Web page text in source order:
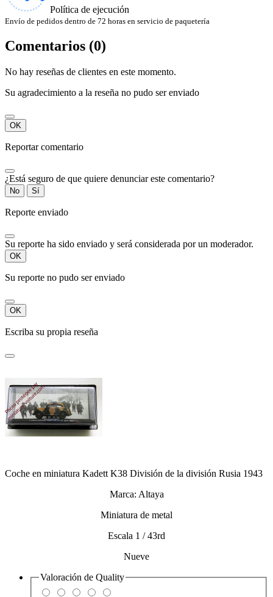
Política de ejecución
Envío de pedidos dentro de 72 horas en servicio de paquetería
Comentarios (0)
No hay reseñas de clientes en este momento.
Su agradecimiento a la reseña no pudo ser enviado
OK
Reportar comentario
¿Está seguro de que quiere denunciar este comentario?
No Sí
Reporte enviado
Su reporte ha sido enviado y será considerada por un moderador.
OK
Su reporte no pudo ser enviado
OK
Escriba su propia reseña
Coche en miniatura Kadett K38 División de la división Rusia 1943
Marca: Altaya
Miniatura de metal
Escala 1 / 43rd
Nueve
Valoración de Quality